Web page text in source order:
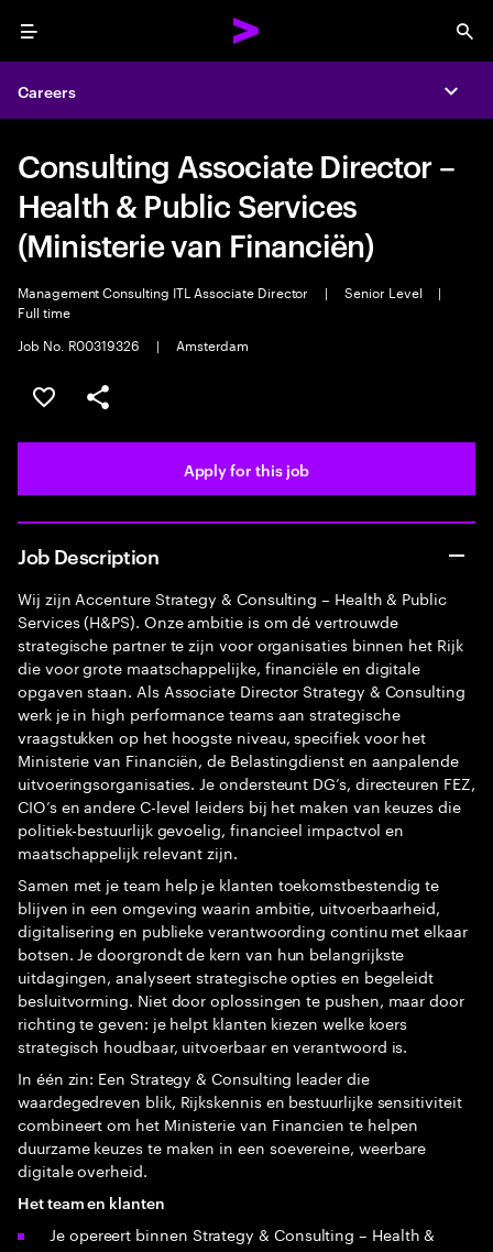
Menu
Careers
Consulting Associate Director –
Health & Public Services
(Ministerie van Financiën)
Management Consulting ITL Associate Director | Senior Level
|
Full time
Job No. R00319326
| Amsterdam
Save this job
Share this job
Apply for this job
Job Description
Wij zijn Accenture Strategy & Consulting – Health & Public
Services (H&PS). Onze ambitie is om dé vertrouwde
strategische partner te zijn voor organisaties binnen het Rijk
die voor grote maatschappelijke, financiële en digitale
opgaven staan. Als Associate Director Strategy & Consulting
werk je in high performance teams aan strategische
vraagstukken op het hoogste niveau, specifiek voor het
Ministerie van Financiën, de Belastingdienst en aanpalende
uitvoeringsorganisaties. Je ondersteunt DG’s, directeuren FEZ,
CIO’s en andere C-level leiders bij het maken van keuzes die
politiek-bestuurlijk gevoelig, financieel impactvol en
maatschappelijk relevant zijn.
Samen met je team help je klanten toekomstbestendig te
blijven in een omgeving waarin ambitie, uitvoerbaarheid,
digitalisering en publieke verantwoording continu met elkaar
botsen. Je doorgrondt de kern van hun belangrijkste
uitdagingen, analyseert strategische opties en begeleidt
besluitvorming. Niet door oplossingen te pushen, maar door
richting te geven: je helpt klanten kiezen welke koers
strategisch houdbaar, uitvoerbaar en verantwoord is.
In één zin: Een Strategy & Consulting leader die
waardegedreven blik, Rijkskennis en bestuurlijke sensitiviteit
combineert om het Ministerie van Financien te helpen
duurzame keuzes te maken in een soevereine, weerbare
digitale overheid.
Het team en klanten
Je opereert binnen Strategy & Consulting – Health &